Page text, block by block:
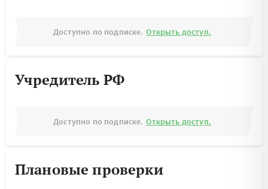
Доступно по подписке. Открыть доступ.
Учредитель РФ
Доступно по подписке. Открыть доступ.
Плановые проверки